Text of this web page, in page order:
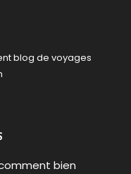
blog de voyages
bien